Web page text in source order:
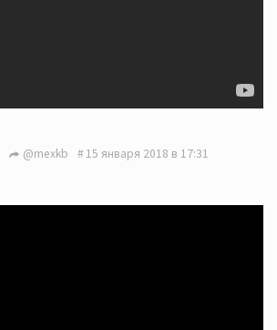
@mexkb 15 января 2018 в 17:31